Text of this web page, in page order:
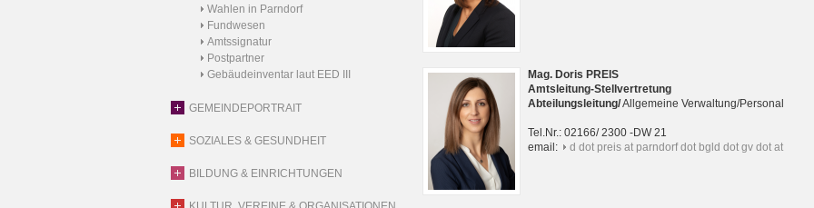
Wahlen in Parndorf
Fundwesen
Amtssignatur
Postpartner
Gebäudeinventar laut EED III
GEMEINDEPORTRAIT
SOZIALES & GESUNDHEIT
BILDUNG & EINRICHTUNGEN
Mag. Doris PREIS
Amtsleitung-Stellvertretung
Abteilungsleitung/Allgemeine Verwaltung/Personal
Tel.Nr.: 02166/ 2300 -DW 21
email:
d dot preis at parndorf dot bgld dot gv dot at